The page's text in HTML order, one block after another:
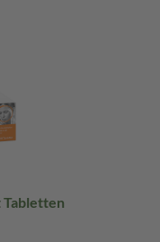
Tabletten